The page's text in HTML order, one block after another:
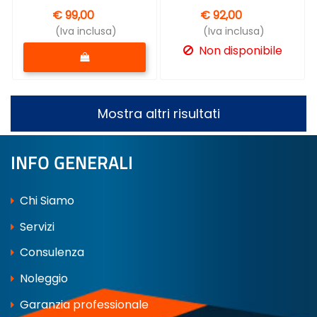
€ 99,00
(Iva inclusa)
Quantità
€ 92,00
(Iva inclusa)
Non disponibile
Mostra altri risultati
INFO GENERALI
Chi Siamo
Servizi
Consulenza
Noleggio
Garanzia professionale